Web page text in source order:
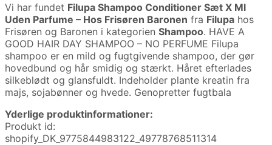
Vi har fundet Filupa Shampoo Conditioner Sæt X Ml
Uden Parfume – Hos Frisøren Baronen fra Filupa hos
Frisøren og Baronen i kategorien Shampoo. HAVE A
GOOD HAIR DAY SHAMPOO – NO PERFUME Filupa
shampoo er en mild og fugtgivende shampoo, der gør
hovedbund og hår smidig og stærkt. Håret efterlades
silkeblødt og glansfuldt. Indeholder plante kreatin fra
majs, sojabønner og hvede. Genopretter fugtbala
Yderlige produktinformationer:
Produkt id:
shopify_DK_9775844983122_49778768511314